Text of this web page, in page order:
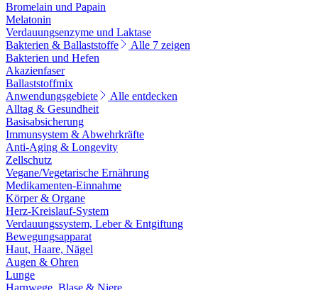
Bromelain und Papain
Melatonin
Verdauungsenzyme und Laktase
Bakterien & Ballaststoffe
Alle 7 zeigen
Bakterien und Hefen
Akazienfaser
Ballaststoffmix
Anwendungsgebiete
Alle entdecken
Alltag & Gesundheit
Basisabsicherung
Immunsystem & Abwehrkräfte
Anti-Aging & Longevity
Zellschutz
Vegane/Vegetarische Ernährung
Medikamenten-Einnahme
Körper & Organe
Herz-Kreislauf-System
Verdauungssystem, Leber & Entgiftung
Bewegungsapparat
Haut, Haare, Nägel
Augen & Ohren
Lunge